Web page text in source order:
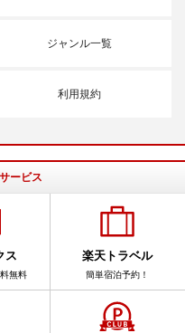
ジャンル一覧
利用規約
ービス
ス
無料
楽天トラベル
簡単宿泊予約！